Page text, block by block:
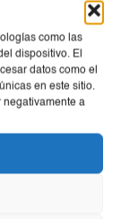
como las
dispositivo. El
datos como el
en este sitio.
negativamente a